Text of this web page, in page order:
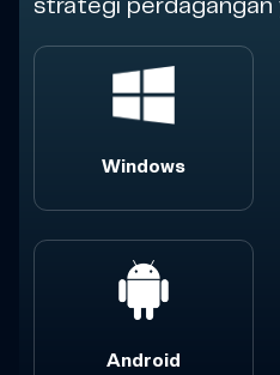
strategi perdagangan
Windows
Android